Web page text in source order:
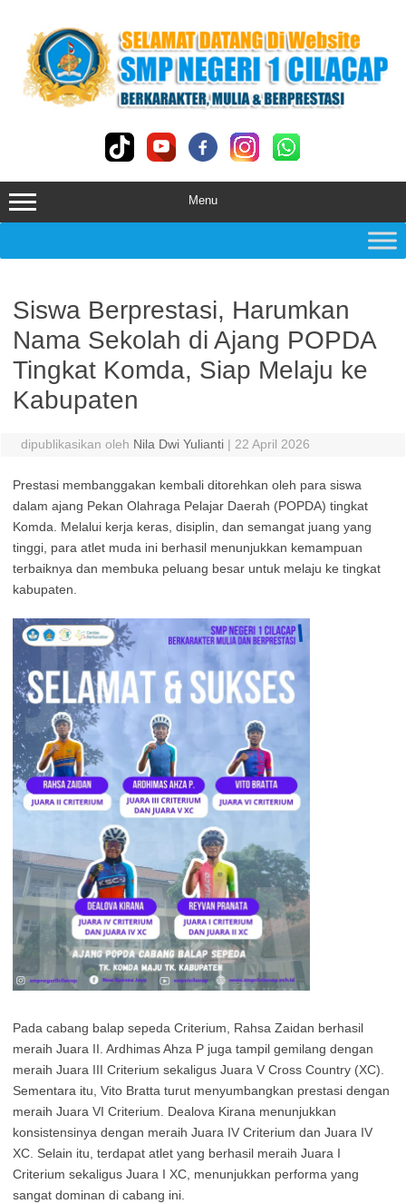
content
Menu
Siswa Berprestasi, Harumkan
Nama Sekolah di Ajang POPDA
Tingkat Komda, Siap Melaju ke
Kabupaten
dipublikasikan oleh Nila Dwi Yulianti | 22 April 2026
Prestasi membanggakan kembali ditorehkan oleh para siswa
dalam ajang Pekan Olahraga Pelajar Daerah (POPDA) tingkat
Komda. Melalui kerja keras, disiplin, dan semangat juang yang
tinggi, para atlet muda ini berhasil menunjukkan kemampuan
terbaiknya dan membuka peluang besar untuk melaju ke tingkat
kabupaten.
Pada cabang balap sepeda Criterium, Rahsa Zaidan berhasil
meraih Juara II. Ardhimas Ahza P juga tampil gemilang dengan
meraih Juara III Criterium sekaligus Juara V Cross Country (XC).
Sementara itu, Vito Bratta turut menyumbangkan prestasi dengan
meraih Juara VI Criterium. Dealova Kirana menunjukkan
konsistensinya dengan meraih Juara IV Criterium dan Juara IV
XC. Selain itu, terdapat atlet yang berhasil meraih Juara I
Criterium sekaligus Juara I XC, menunjukkan performa yang
sangat dominan di cabang ini.